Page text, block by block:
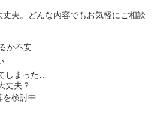
夫。どんな内容でもお気軽にご相談
か不安…
しまった…
丈夫？
を検討中